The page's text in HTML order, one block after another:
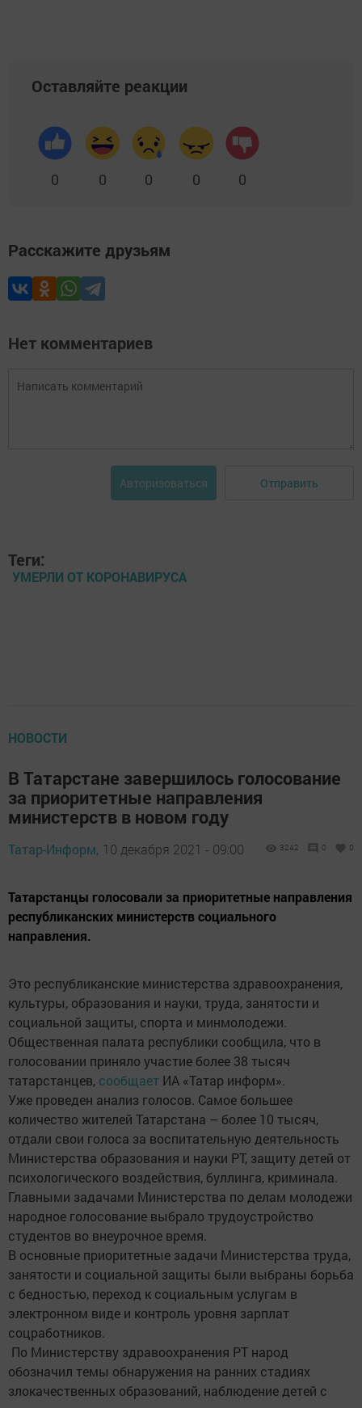
Оставляйте реакции
0 0 0 0 0
Расскажите друзьям
Нет комментариев
Авторизоваться Отправить
Теги:
УМЕРЛИ ОТ КОРОНАВИРУСА
НОВОСТИ
В Татарстане завершилось голосование
за приоритетные направления
министерств в новом году
Татар-Информ, 10 декабря 2021 - 09:00 3242 0 0
Татарстанцы голосовали за приоритетные направления
республиканских министерств социального
направления.
Это республиканские министерства здравоохранения,
культуры, образования и науки, труда, занятости и
социальной защиты, спорта и минмолодежи.
Общественная палата республики сообщила, что в
голосовании приняло участие более 38 тысяч
татарстанцев, сообщает ИА «Татар информ».
Уже проведен анализ голосов. Самое большее
количество жителей Татарстана – более 10 тысяч,
отдали свои голоса за воспитательную деятельность
Министерства образования и науки РТ, защиту детей от
психологического воздействия, буллинга, криминала.
Главными задачами Министерства по делам молодежи
народное голосование выбрало трудоустройство
студентов во внеурочное время.
В основные приоритетные задачи Министерства труда,
занятости и социальной защиты были выбраны борьба
с бедностью, переход к социальным услугам в
электронном виде и контроль уровня зарплат
соцработников.
По Министерству здравоохранения РТ народ
обозначил темы обнаружения на ранних стадиях
злокачественных образований, наблюдение детей с